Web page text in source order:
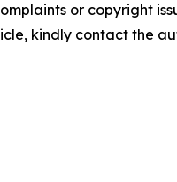
or copyright
kindly contact the